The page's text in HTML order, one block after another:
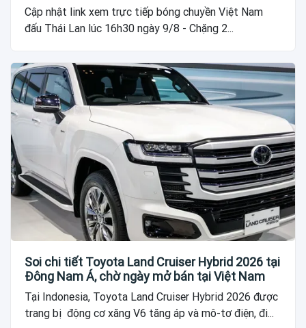
Cập nhật link xem trực tiếp bóng chuyền Việt Nam
đấu Thái Lan lúc 16h30 ngày 9/8 - Chặng 2...
Soi chi tiết Toyota Land Cruiser Hybrid 2026 tại
Đông Nam Á, chờ ngày mở bán tại Việt Nam
Tại Indonesia, Toyota Land Cruiser Hybrid 2026 được
trang bị động cơ xăng V6 tăng áp và mô-tơ điện, đi...